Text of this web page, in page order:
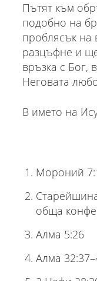
Пътят към
подобно на
проблясък
разцъфне и
връзка с Бог,
Неговата
В името на
Мороний
обща
Алма 5:26
Алма